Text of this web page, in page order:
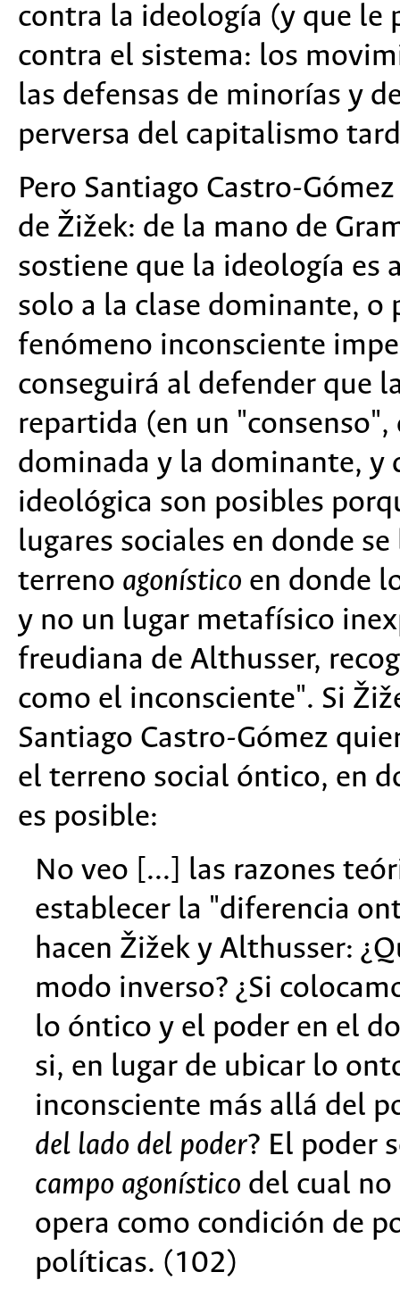
contra la ideología (y que le
contra el sistema: los
las defensas de minorías y
perversa del capitalismo
Pero Santiago Castro-
de Žižek: de la mano de
sostiene que la ideología es
solo a la clase dominante,
fenómeno inconsciente
conseguirá al defender que
repartida (en un
dominada y la dominante, y
ideológica son posibles
lugares sociales en donde
terreno agonístico en donde
y no un lugar metafísico
freudiana de Althusser,
como el inconsciente". Si
Santiago Castro-Gómez
el terreno social óntico, en
es posible:
No veo [...] las razones
establecer la "diferencia
hacen Žižek y Althusser:
modo inverso? ¿Si
lo óntico y el poder en el
si, en lugar de ubicar lo
inconsciente más allá del
del lado del poder? El poder
campo agonístico del cual
opera como condición de
políticas. (102)